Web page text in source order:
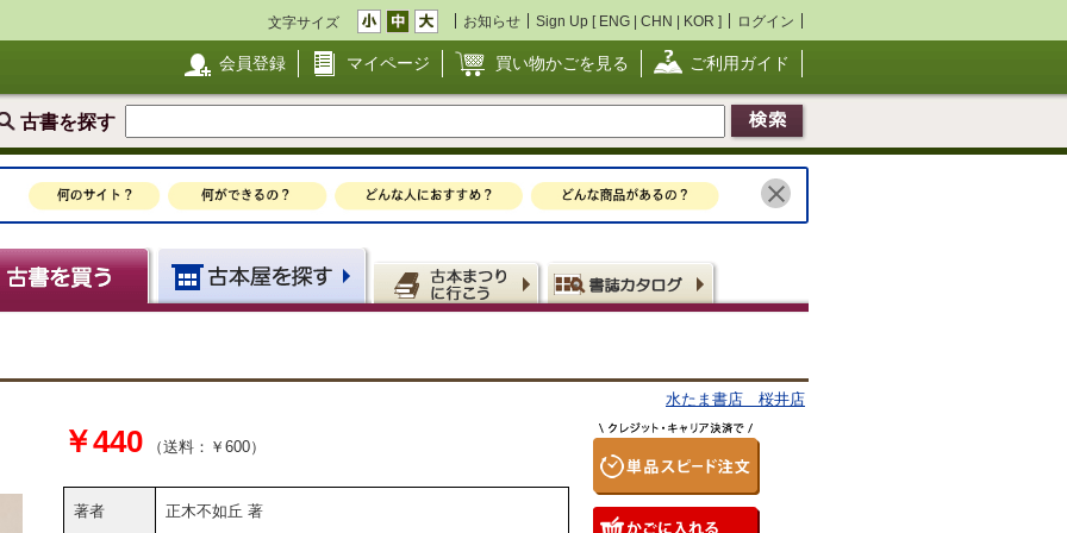
文字サイズ お知らせ Sign Up [ ENG | CHN | KOR ] ログイン
会員登録 マイページ 買い物かごを見る ご利用ガイド
古書を探す
水たま書店 桜井店
￥440 （送料：￥600）
著者 正木不如丘 著